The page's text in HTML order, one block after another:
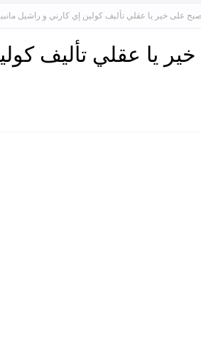
على خير يا عقلي تأليف كولين إي كارني و راشيل
يا عقلي تأليف